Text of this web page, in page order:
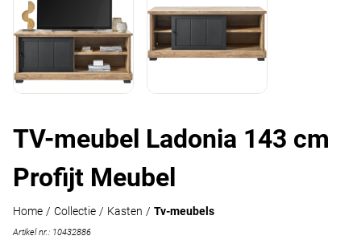
TV-meubel Ladonia 143 cm
Profijt Meubel
Home / Collectie / Kasten / Tv-meubels
Artikel nr.: 10432886